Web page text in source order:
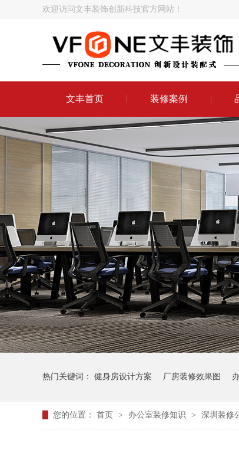
欢迎访问文丰装饰创新科技官方网站！
文丰首页 装修案例
热门关键词： 健身房设计方案 厂房装修效果图
您的位置： 首页 > 办公室装修知识 > 深圳装修